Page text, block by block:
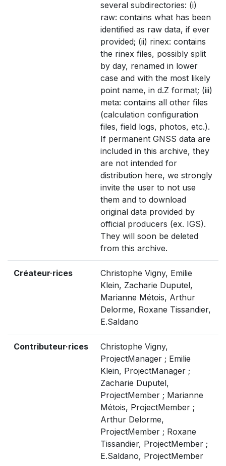
several subdirectories: (i)
raw: contains what has been
identified as raw data, if ever
provided; (ii) rinex: contains
the rinex files, possibly split
by day, renamed in lower
case and with the most likely
point name, in d.Z format; (iii)
meta: contains all other files
(calculation configuration
files, field logs, photos, etc.).
If permanent GNSS data are
included in this archive, they
are not intended for
distribution here, we strongly
invite the user to not use
them and to download
original data provided by
official producers (ex. IGS).
They will soon be deleted
from this archive.
Créateur·rices
Christophe Vigny, Emilie
Klein, Zacharie Duputel,
Marianne Métois, Arthur
Delorme, Roxane Tissandier,
E.Saldano
Contributeur·rices
Christophe Vigny,
ProjectManager ; Emilie
Klein, ProjectManager ;
Zacharie Duputel,
ProjectMember ; Marianne
Métois, ProjectMember ;
Arthur Delorme,
ProjectMember ; Roxane
Tissandier, ProjectMember ;
E.Saldano, ProjectMember